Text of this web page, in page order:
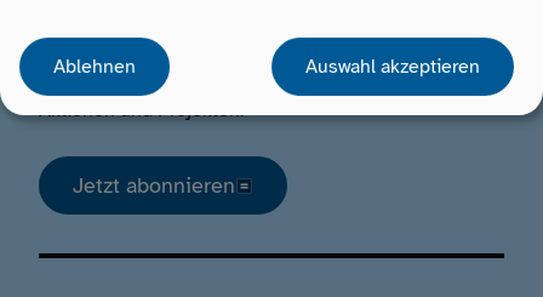
Unser Newsletter informiert Sie zu aktuellen Themen,
Aktionen und Projekten.
Jetzt abonnieren
Ablehnen Auswahl akzeptieren